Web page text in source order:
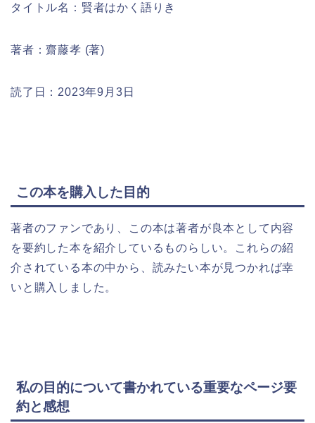
タイトル名：賢者はかく語りき
著者：齋藤孝 (著)
読了日：2023年9月3日
この本を購入した目的
著者のファンであり、この本は著者が良本として内容
を要約した本を紹介しているものらしい。これらの紹
介されている本の中から、読みたい本が見つかれば幸
いと購入しました。
私の目的について書かれている重要なページ要
約と感想